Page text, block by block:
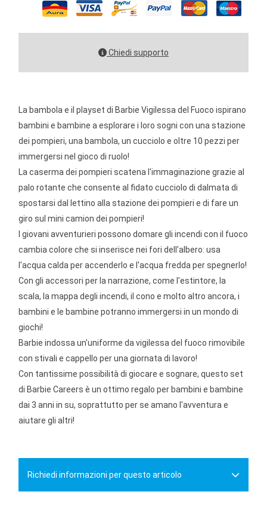
Chiedi supporto
La bambola e il playset di Barbie Vigilessa del Fuoco ispirano
bambini e bambine a esplorare i loro sogni con una stazione
dei pompieri, una bambola, un cucciolo e oltre 10 pezzi per
immergersi nel gioco di ruolo!
La caserma dei pompieri scatena l'immaginazione grazie al
palo rotante che consente al fidato cucciolo di dalmata di
spostarsi dal lettino alla stazione dei pompieri e di fare un
giro sul mini camion dei pompieri!
I giovani avventurieri possono domare gli incendi con il fuoco
cambia colore che si inserisce nei fori dell'albero: usa
l'acqua calda per accenderlo e l'acqua fredda per spegnerlo!
Con gli accessori per la narrazione, come l'estintore, la
scala, la mappa degli incendi, il cono e molto altro ancora, i
bambini e le bambine potranno immergersi in un mondo di
giochi!
Barbie indossa un'uniforme da vigilessa del fuoco rimovibile
con stivali e cappello per una giornata di lavoro!
Con tantissime possibilità di giocare e sognare, questo set
di Barbie Careers è un ottimo regalo per bambini e bambine
dai 3 anni in su, soprattutto per se amano l'avventura e
aiutare gli altri!
Richiedi informazioni per questo articolo